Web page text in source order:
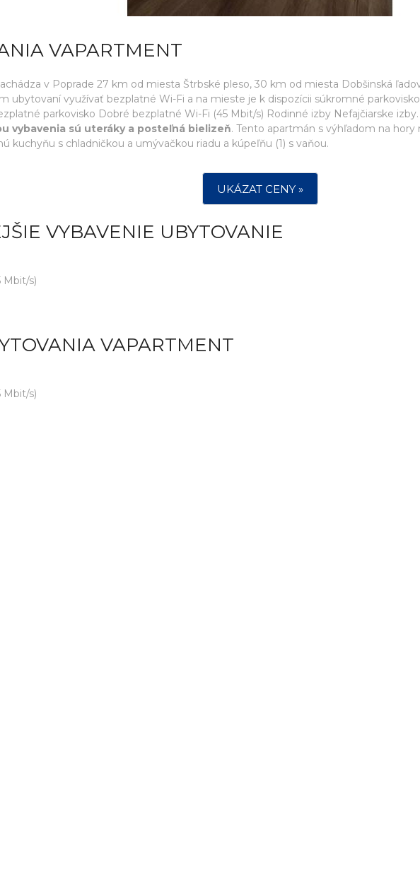
VAPARTMENT
v Poprade 27 km od miesta Štrbské pleso, 30 km od miesta Dobšinská
ubytovaní využívať bezplatné Wi-Fi a na mieste je k dispozícii súkromné
parkovisko Dobré bezplatné Wi-Fi (45 Mbit/s) Rodinné izby Nefajčiarske
vybavenia sú uteráky a posteľná bielizeň. Tento apartmán s výhľadom na hory
kuchyňu s chladničkou a umývačkou riadu a kúpeľňu (1) s vaňou.
UKÁZAT CENY »
VYBAVENIE UBYTOVANIE
Mbit/s)
VAPARTMENT
Mbit/s)